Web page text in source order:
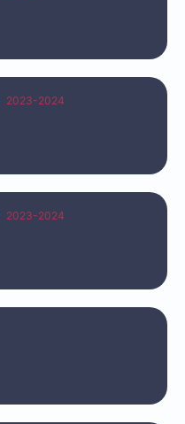
2023-2024
2023-2024